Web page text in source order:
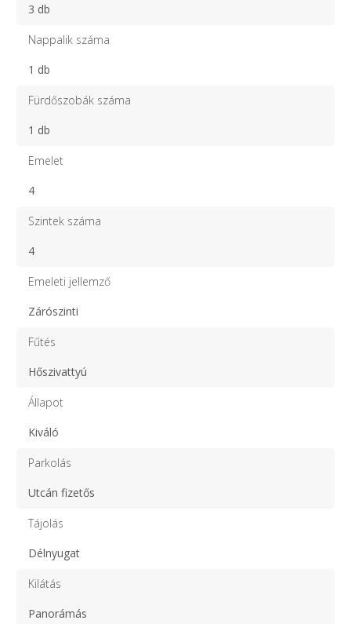
3 db
Nappalik száma
1 db
Fürdőszobák száma
1 db
Emelet
4
Szintek száma
4
Emeleti jellemző
Zárószinti
Fűtés
Hőszivattyú
Állapot
Kiváló
Parkolás
Utcán fizetős
Tájolás
Délnyugat
Kilátás
Panorámás